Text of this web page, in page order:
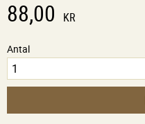
88,00 KR
Antal